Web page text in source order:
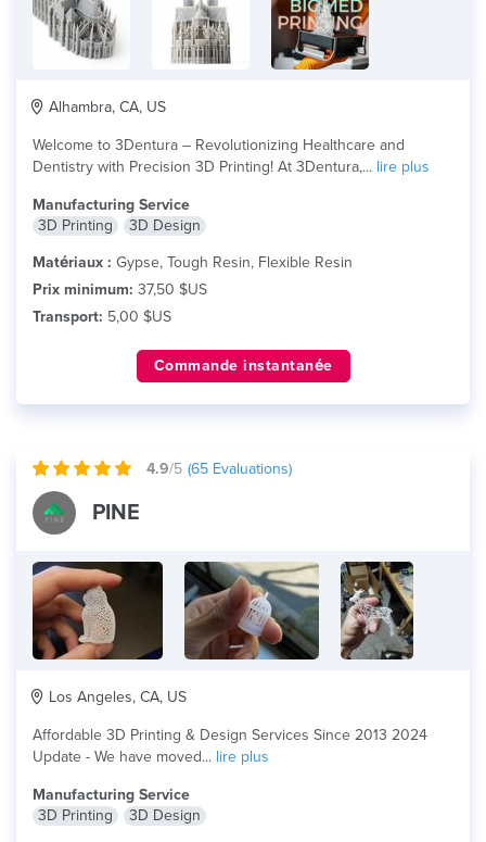
Alhambra, CA, US
Welcome to 3Dentura – Revolutionizing Healthcare and
Dentistry with Precision 3D Printing! At 3Dentura,... lire plus
Manufacturing Service
3D Printing
3D Design
Matériaux : Gypse, Tough Resin, Flexible Resin
Prix minimum: 37,50 $US
Transport: 5,00 $US
Commande instantanée
4.9/5 (65 Evaluations)
PINE
Los Angeles, CA, US
Affordable 3D Printing & Design Services Since 2013 2024
Update - We have moved... lire plus
Manufacturing Service
3D Printing
3D Design